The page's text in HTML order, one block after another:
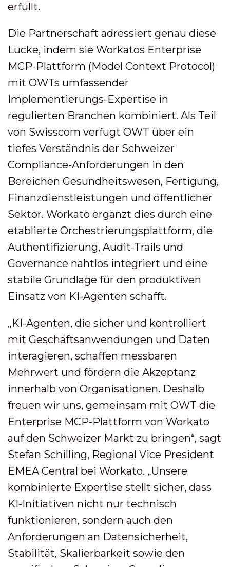
erfüllt.
Die Partnerschaft adressiert genau diese
Lücke, indem sie Workatos Enterprise
MCP-Plattform (Model Context Protocol)
mit OWTs umfassender
Implementierungs-Expertise in
regulierten Branchen kombiniert. Als Teil
von Swisscom verfügt OWT über ein
tiefes Verständnis der Schweizer
Compliance-Anforderungen in den
Bereichen Gesundheitswesen, Fertigung,
Finanzdienstleistungen und öffentlicher
Sektor. Workato ergänzt dies durch eine
etablierte Orchestrierungsplattform, die
Authentifizierung, Audit-Trails und
Governance nahtlos integriert und eine
stabile Grundlage für den produktiven
Einsatz von KI-Agenten schafft.
„KI-Agenten, die sicher und kontrolliert
mit Geschäftsanwendungen und Daten
interagieren, schaffen messbaren
Mehrwert und fördern die Akzeptanz
innerhalb von Organisationen. Deshalb
freuen wir uns, gemeinsam mit OWT die
Enterprise MCP-Plattform von Workato
auf den Schweizer Markt zu bringen“, sagt
Stefan Schilling, Regional Vice President
EMEA Central bei Workato. „Unsere
kombinierte Expertise stellt sicher, dass
KI-Initiativen nicht nur technisch
funktionieren, sondern auch den
Anforderungen an Datensicherheit,
Stabilität, Skalierbarkeit sowie den